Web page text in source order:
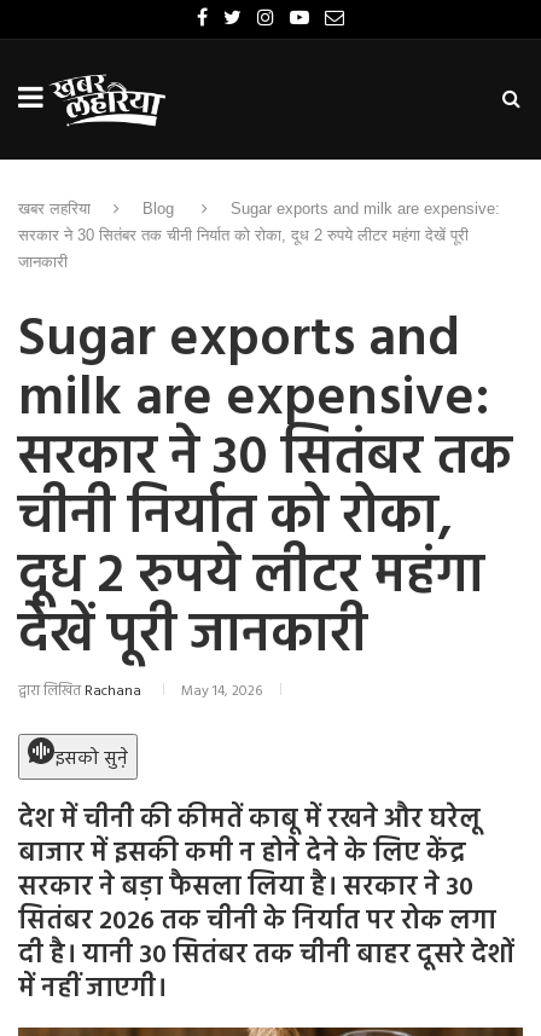
खबर लहरिया Blog
Sugar exports and milk are expensive:
सरकार ने 30 सितंबर तक चीनी निर्यात को रोका, दूध 2 रुपये लीटर महंगा देखें पूरी
जानकारी
Sugar exports and
milk are expensive:
सरकार ने 30 सितंबर तक
चीनी निर्यात को रोका,
दूध 2 रुपये लीटर महंगा
देखें पूरी जानकारी
द्वारा लिखितRachana May 14, 2026
इसको सुने़
देश में चीनी की कीमतें काबू में रखने और घरेलू
बाजार में इसकी कमी न होने देने के लिए केंद्र
सरकार ने बड़ा फैसला लिया है। सरकार ने 30
सितंबर 2026 तक चीनी के निर्यात पर रोक लगा
दी है। यानी 30 सितंबर तक चीनी बाहर दूसरे देशों
में नहीं जाएगी।